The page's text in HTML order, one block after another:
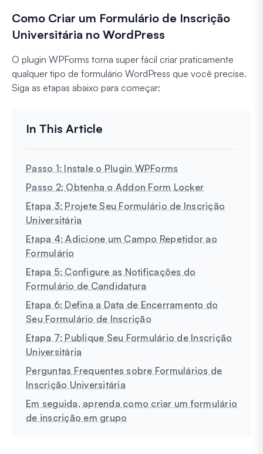
Como Criar um Formulário de Inscrição
Universitária no WordPress
O plugin WPForms torna super fácil criar praticamente
qualquer tipo de formulário WordPress que você precise.
Siga as etapas abaixo para começar:
Passo 1: Instale o Plugin WPForms
Passo 2: Obtenha o Addon Form Locker
Etapa 3: Projete Seu Formulário de Inscrição
Universitária
Etapa 4: Adicione um Campo Repetidor ao
Formulário
Etapa 5: Configure as Notificações do
Formulário de Candidatura
Etapa 6: Defina a Data de Encerramento do
Seu Formulário de Inscrição
Etapa 7: Publique Seu Formulário de Inscrição
Universitária
Perguntas Frequentes sobre Formulários de
Inscrição Universitária
Em seguida, aprenda como criar um formulário
de inscrição em grupo